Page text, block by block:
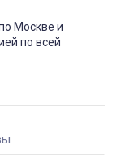
Москве и
по всей